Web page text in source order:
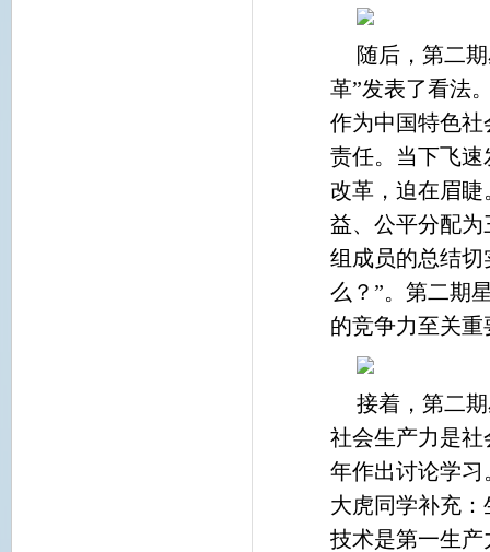
随后，第二
革”发表了看法
作为中国特色
责任。当下飞
改革，迫在眉
益、公平分配
组成员的总结
么？”。第二期
的竞争力至关重
接着，第二
社会生产力是
年作出讨论学
大虎同学补充
技术是第一生